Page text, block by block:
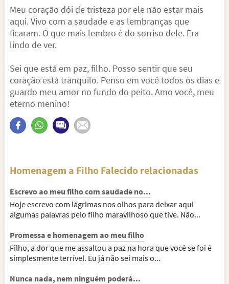
Meu coração dói de tristeza por ele não estar mais
aqui. Vivo com a saudade e as lembranças que
ficaram. O que mais lembro é do sorriso dele. Era
lindo de ver.
Sei que está em paz, filho. Posso sentir que seu
coração está tranquilo. Penso em você todos os dias e
guardo meu amor no fundo do peito. Amo você, meu
eterno menino!
Homenagem a Filho Falecido relacionadas
Escrevo ao meu filho com saudade no...
Hoje escrevo com lágrimas nos olhos para deixar aqui
algumas palavras pelo filho maravilhoso que tive. Não...
Promessa e homenagem ao meu filho
Filho, a dor que me assaltou a paz na hora que você se foi é
simplesmente terrível. Eu já não sei mais o...
Nunca nada, nem ninguém poderá...